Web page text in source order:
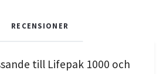
RECENSIONER
till Lifepak 1000 och